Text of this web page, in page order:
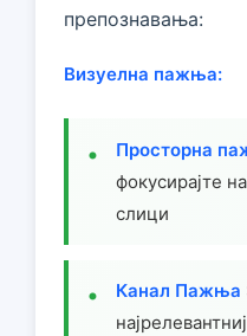
препознавања:
Визуелна пажња:
Просторна
фокусирајте
слици
Канал Пажња